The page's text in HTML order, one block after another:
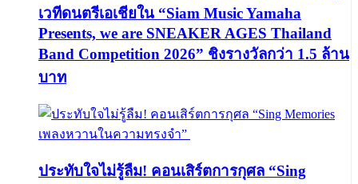
เวทีดนตรีเอเชียใน “Siam Music Yamaha
Presents, we are SNEAKER AGES Thailand
Band Competition 2026” ชิงรางวัลกว่า 1.5 ล้าน
บาท
ประทับใจไม่รู้ลืม! คอนเสิร์ตการกุศล “Sing